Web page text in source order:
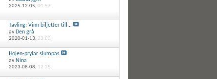
2025-12-05,01:57
Tävling: Vinn biljetter till...
av Den grå
2020-01-13, 23:03
Hojen-prylar slumpas
av Nina
2023-08-08, 12:25